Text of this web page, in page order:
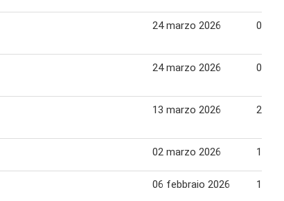
24 marzo 2026 06
24 marzo 2026 06
13 marzo 2026 23
02 marzo 2026 12
06 febbraio 2026 15